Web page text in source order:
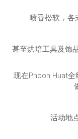
喷香松软，各
甚至烘培工具及饰
现在Phoon Huat
活动地